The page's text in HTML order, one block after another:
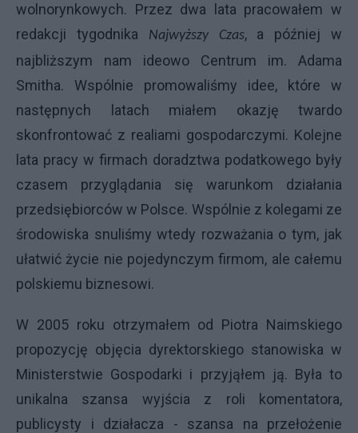
wolnorynkowych. Przez dwa lata pracowałem w
redakcji tygodnika
Najwyższy Czas, a później w
najbliższym nam ideowo Centrum im. Adama
Smitha. Wspólnie promowaliśmy idee, które w
następnych latach miałem okazję twardo
skonfrontować z realiami gospodarczymi. Kolejne
lata pracy w firmach doradztwa podatkowego były
czasem przyglądania się warunkom działania
przedsiębiorców w Polsce. Wspólnie z kolegami ze
środowiska snuliśmy wtedy rozważania o tym, jak
ułatwić życie nie pojedynczym firmom, ale całemu
polskiemu biznesowi.
W 2005 roku otrzymałem od Piotra Naimskiego
propozycję objęcia dyrektorskiego stanowiska w
Ministerstwie Gospodarki i przyjąłem ją. Była to
unikalna szansa wyjścia z roli komentatora,
publicysty i działacza - szansa na przełożenie